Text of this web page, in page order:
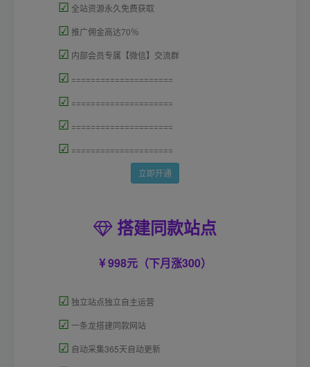
☑ 全站资源永久免费获取
☑ 推广佣金高达70％
☑ 内部会员专属【微信】交流群
☑ =====================
☑ =====================
☑ =====================
☑ =====================
立即开通
搭建同款站点
998元（下月涨300）
☑ 独立站点独立自主运营
☑ 一条龙搭建同款网站
☑ 自动采集365天自动更新